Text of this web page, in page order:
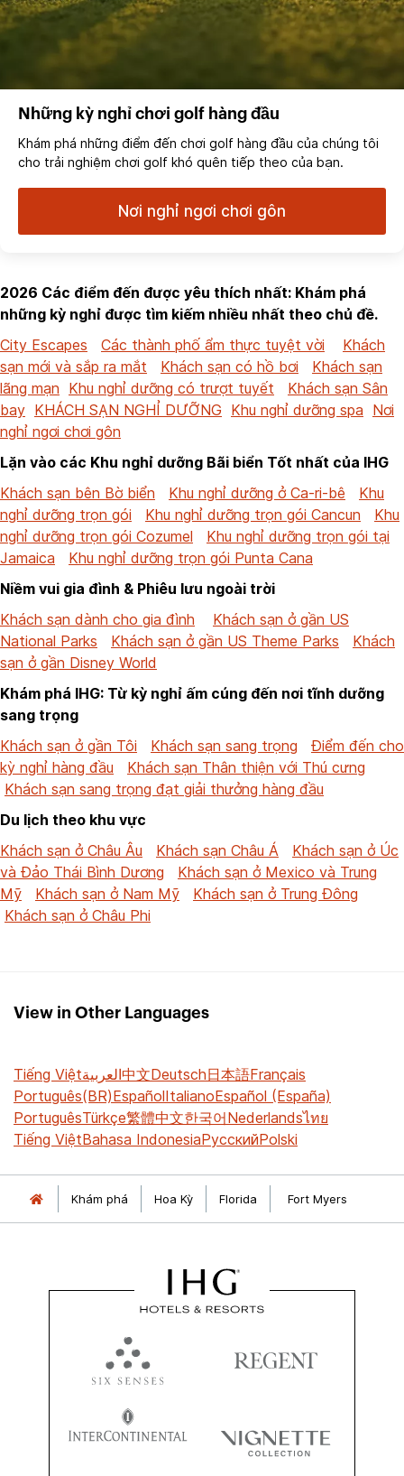
Những kỳ nghỉ chơi golf hàng đầu
Khám phá những điểm đến chơi golf hàng đầu của chúng tôi
cho trải nghiệm chơi golf khó quên tiếp theo của bạn.
Nơi nghỉ ngơi chơi gôn
2026 Các điểm đến được yêu thích nhất: Khám phá
những kỳ nghỉ được tìm kiếm nhiều nhất theo chủ đề.
City Escapes
Các thành phố ẩm thực tuyệt vời
Khách
sạn mới và sắp ra mắt
Khách sạn có hồ bơi
Khách sạn
lãng mạn Khu nghỉ dưỡng có trượt tuyết
Khách sạn Sân
bay KHÁCH SẠN NGHỈ DƯỠNG Khu nghỉ dưỡng spa Nơi
nghỉ ngơi chơi gôn
Lặn vào các Khu nghỉ dưỡng Bãi biển Tốt nhất của IHG
Khách sạn bên Bờ biển
Khu nghỉ dưỡng ở Ca-ri-bê
Khu
nghỉ dưỡng trọn gói
Khu nghỉ dưỡng trọn gói Cancun
Khu
nghỉ dưỡng trọn gói Cozumel
Khu nghỉ dưỡng trọn gói tại
Jamaica
Khu nghỉ dưỡng trọn gói Punta Cana
Niềm vui gia đình & Phiêu lưu ngoài trời
Khách sạn dành cho gia đình
Khách sạn ở gần US
National Parks
Khách sạn ở gần US Theme Parks
Khách
sạn ở gần Disney World
Khám phá IHG: Từ kỳ nghỉ ấm cúng đến nơi tĩnh dưỡng
sang trọng
Khách sạn ở gần Tôi
Khách sạn sang trọng
Điểm đến cho
kỳ nghỉ hàng đầu
Khách sạn Thân thiện với Thú cưng
Khách sạn sang trọng đạt giải thưởng hàng đầu
Du lịch theo khu vực
Khách sạn ở Châu Âu
Khách sạn Châu Á
Khách sạn ở Úc
và Đảo Thái Bình Dương
Khách sạn ở Mexico và Trung
Mỹ
Khách sạn ở Nam Mỹ
Khách sạn ở Trung Đông
Khách sạn ở Châu Phi
View in Other Languages
Tiếng Việtالعربية中文Deutsch日本語Français
Português(BR)EspañolItalianoEspañol (España)
PortuguêsTürkçe繁體中文한국어Nederlandsไทย
Tiếng ViệtBahasa IndonesiaРусскийPolski
Khám phá Hoa Kỳ Florida Fort Myers